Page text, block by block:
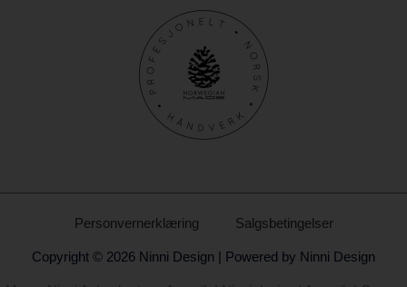
Personvernerklæring Salgsbetingelser
Copyright © 2026 Ninni Design | Powered by Ninni Design